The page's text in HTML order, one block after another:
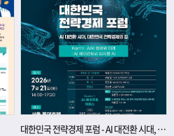
대한민국 전략경제 포럼 - AI 대전환 시대, 대한민국 전략경제의 길